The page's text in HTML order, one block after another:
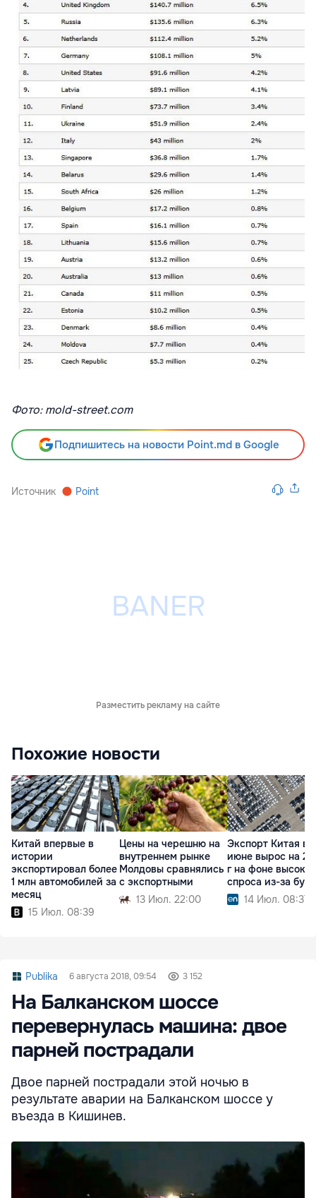
Фото: mold-street.com
Подпишитесь на новости Point.md в Google
Источник Point
Разместить рекламу на сайте
Похожие новости
Китай впервые в
истории
экспортировал более
1 млн автомобилей за
месяц
15 Июл. 08:39
Цены на черешню на
внутреннем рынке
Молдовы сравнялись
с экспортными
13 Июл. 22:00
Экспорт Китая в
июне вырос на
г на фоне
спроса из-за
14 Июл. 08:37
Publika 6 августа 2018, 09:54 3 152
На Балканском шоссе
перевернулась машина: двое
парней пострадали
Двое парней пострадали этой ночью в
результате аварии на Балканском шоссе у
въезда в Кишинев.